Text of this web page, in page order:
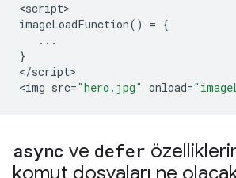
<script
imageLoadFunction() = {
...
}
</script>
<img src="hero.jpg" onload=
async ve defer
komut dosyaları ne